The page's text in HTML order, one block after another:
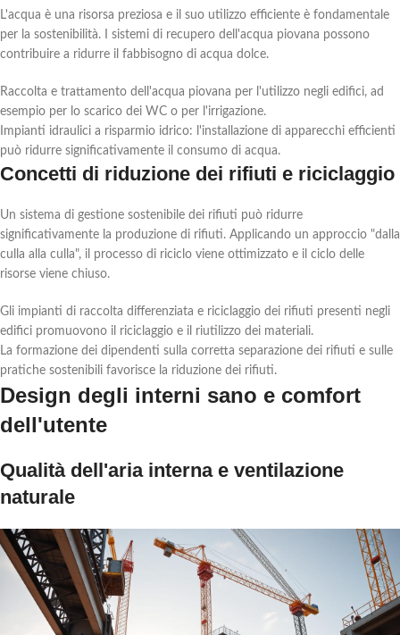
L'acqua è una risorsa preziosa e il suo utilizzo efficiente è fondamentale
per la sostenibilità. I sistemi di recupero dell'acqua piovana possono
contribuire a ridurre il fabbisogno di acqua dolce.
Raccolta e trattamento dell'acqua piovana per l'utilizzo negli edifici, ad
esempio per lo scarico dei WC o per l'irrigazione.
Impianti idraulici a risparmio idrico: l'installazione di apparecchi efficienti
può ridurre significativamente il consumo di acqua.
Concetti di riduzione dei rifiuti e riciclaggio
Un sistema di gestione sostenibile dei rifiuti può ridurre
significativamente la produzione di rifiuti. Applicando un approccio "dalla
culla alla culla", il processo di riciclo viene ottimizzato e il ciclo delle
risorse viene chiuso.
Gli impianti di raccolta differenziata e riciclaggio dei rifiuti presenti negli
edifici promuovono il riciclaggio e il riutilizzo dei materiali.
La formazione dei dipendenti sulla corretta separazione dei rifiuti e sulle
pratiche sostenibili favorisce la riduzione dei rifiuti.
Design degli interni sano e comfort
dell'utente
Qualità dell'aria interna e ventilazione
naturale